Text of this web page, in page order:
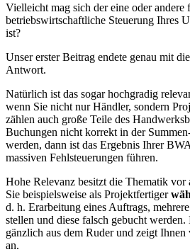
Vielleicht mag sich der eine oder
betriebswirtschaftliche Steuerung Ihres
ist?
Unser erster Beitrag endete genau mit
Antwort.
Natürlich ist das sogar hochgradig
wenn Sie nicht nur Händler, sondern
zählen auch große Teile des
Buchungen nicht korrekt in der
werden, dann ist das Ergebnis Ihrer
massiven Fehlsteuerungen führen.
Hohe Relevanz besitzt die Thematik
Sie beispielsweise als Projektfertiger
d. h. Erarbeitung eines Auftrags,
stellen und diese falsch gebucht
gänzlich aus dem Ruder und zeigt
an.